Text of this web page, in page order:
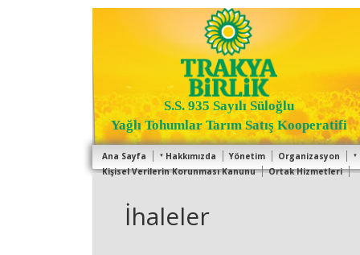
S.S. 935 Sayılı Süloğlu
Yağlı Tohumlar Tarım Satış Kooperatifi
Ana Sayfa Hakkımızda Yönetim Organizasyon
Kişisel Verilerin Korunması Kanunu
Ortak Hizmetleri
İhaleler